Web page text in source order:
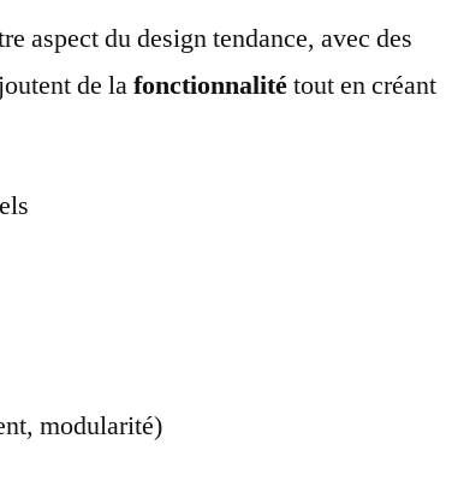
aspect du design tendance, avec des
de lafonctionnalitétout en créant
modularité)